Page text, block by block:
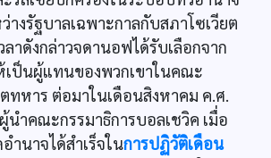
างรัฐบาลเฉพาะกาลกับสภาโซเวียต
ลาดังกล่าวจดานอฟได้รับเลือกจาก
ป็นผู้แทนของพวกเขาในคณะ
ตทหาร ต่อมาในเดือนสิงหาคม ค.ศ.
นำคณะกรรมาธิการบอลเชวิค เมื่อ
ำนาจได้สำเร็จในการปฏิวัติเดือน